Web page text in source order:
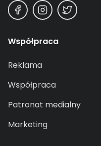
Współpraca
Reklama
Współpraca
Patronat medialny
Marketing